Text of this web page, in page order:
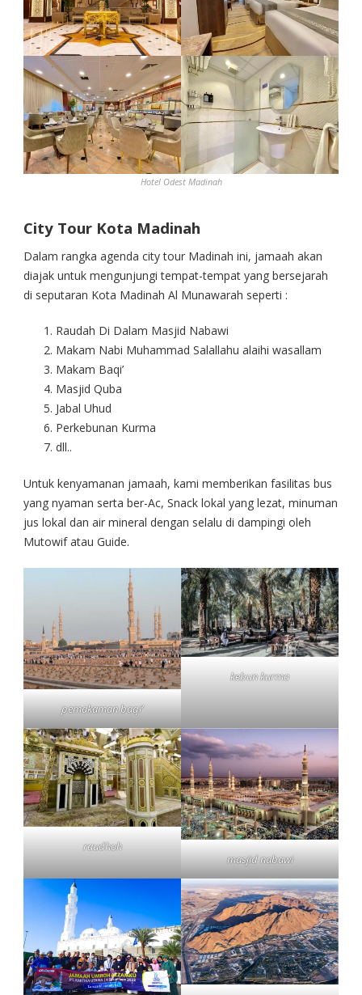
Hotel Odest Madinah
City Tour Kota Madinah
Dalam rangka agenda city tour Madinah ini, jamaah akan
diajak untuk mengunjungi tempat-tempat yang bersejarah
di seputaran Kota Madinah Al Munawarah seperti :
Raudah Di Dalam Masjid Nabawi
Makam Nabi Muhammad Salallahu alaihi wasallam
Makam Baqi’
Masjid Quba
Jabal Uhud
Perkebunan Kurma
dll..
Untuk kenyamanan jamaah, kami memberikan fasilitas bus
yang nyaman serta ber-Ac, Snack lokal yang lezat, minuman
jus lokal dan air mineral dengan selalu di dampingi oleh
Mutowif atau Guide.
pemakaman baqi’
kebun kurma
raudhoh
masjid nabawi